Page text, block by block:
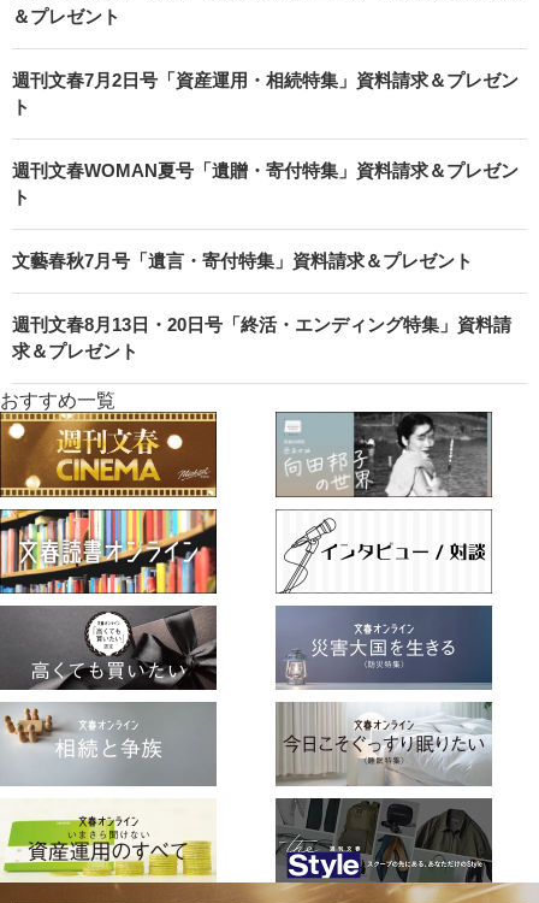
＆プレゼント
週刊文春7月2日号「資産運用・相続特集」資料請求＆プレゼン
ト
週刊文春WOMAN夏号「遺贈・寄付特集」資料請求＆プレゼン
ト
文藝春秋7月号「遺言・寄付特集」資料請求＆プレゼント
週刊文春8月13日・20日号「終活・エンディング特集」資料請
求＆プレゼント
おすすめ一覧